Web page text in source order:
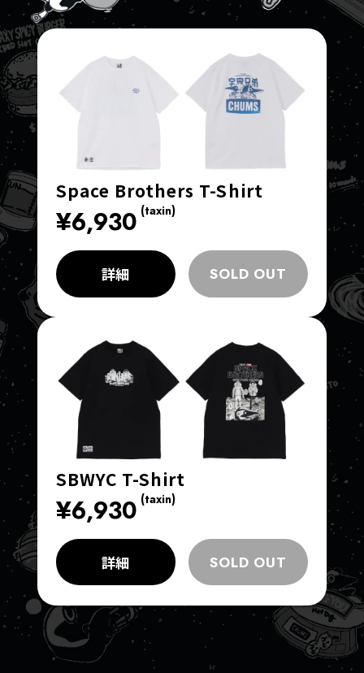
Space Brothers T-Shirt
¥6,930 (taxin)
詳細 SOLD OUT
SBWYC T-Shirt
¥6,930 (taxin)
詳細 SOLD OUT